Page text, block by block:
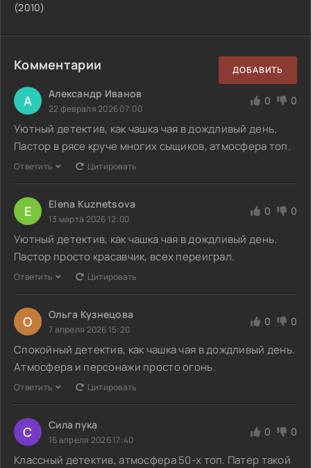
(2010)
Комментарии ДОБАВИТЬ
А Александр Иванов
22 февраля 2026 07:00
0 0
Уютный детектив, как чашка чая в дождливый день.
Пастор в рясе круче многих сыщиков, атмосфера топ.
Ответить Цитировать
E Elena Kuznetsova
13 марта 2026 12:00
0 0
Уютный детектив, как чашка чая в дождливый день.
Пастор просто красавчик, всех переиграл.
Ответить Цитировать
О Ольга Кузнецова
7 апреля 2026 15:20
0 0
Спокойный детектив, как чашка чая в дождливый день.
Атмосфера и персонажи просто огонь.
Ответить Цитировать
С Сила пука
16 апреля 2026 17:40
0 0
Классный детектив, атмосфера 50-х топ. Патер такой